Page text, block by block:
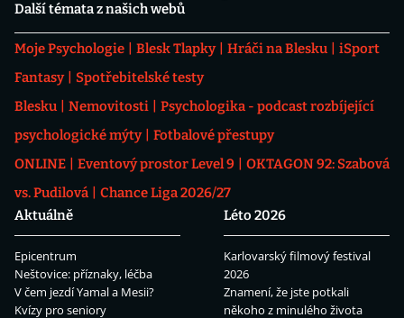
Další témata z našich webů
Moje Psychologie Blesk Tlapky Hráči na Blesku
iSport
Fantasy
Spotřebitelské testy
Blesku
Nemovitosti
Psychologika - podcast rozbíjející
psychologické mýty
Fotbalové přestupy
ONLINE
Eventový prostor Level 9
OKTAGON 92: Szabová
vs. Pudilová
Chance Liga 2026/27
Aktuálně
Epicentrum
Neštovice: příznaky, léčba
V čem jezdí Yamal a Mesii?
Kvízy pro seniory
Léto 2026
Karlovarský filmový festival
2026
Znamení, že jste potkali
někoho z minulého života